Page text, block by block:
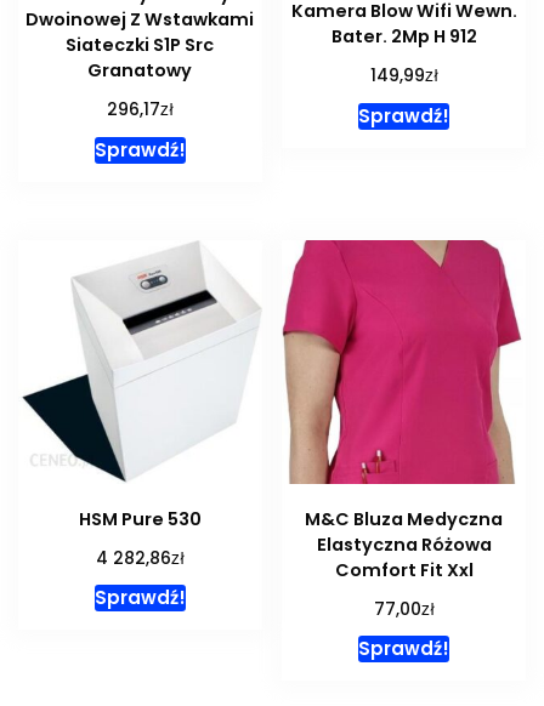
Dwoinowej Z Wstawkami
Siateczki S1P Src
Granatowy
296,17zł
Sprawdź!
Kamera Blow Wifi Wewn.
Bater. 2Mp H 912
149,99zł
Sprawdź!
HSM Pure 530
4 282,86zł
Sprawdź!
M&C Bluza Medyczna
Elastyczna Różowa
Comfort Fit Xxl
77,00zł
Sprawdź!